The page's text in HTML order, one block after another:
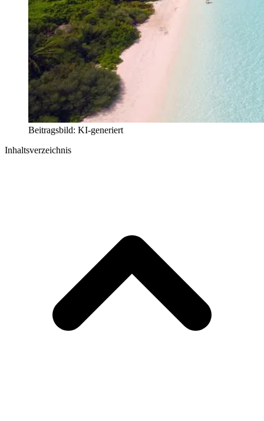
Beitragsbild: KI-generiert
Inhaltsverzeichnis